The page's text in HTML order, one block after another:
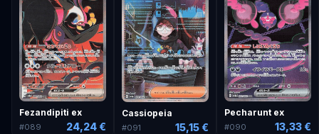
Fezandipiti ex
#089 24,24 €
Cassiopeia
#091 15,15 €
Pecharunt ex
#090 13,33 €